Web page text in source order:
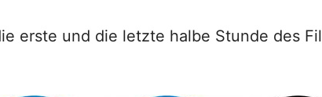
erste und die letzte halbe Stunde des